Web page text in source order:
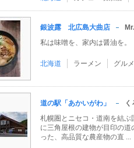
銀波露 北広島大曲店
私は味噌を、家内は醤油を。
北海道 ラーメン グルメ
道の駅「あかいがわ」
札幌圏とニセコ・道南を結
に三角屋根の建物が目印の
った、高品質な農産物の直 ...